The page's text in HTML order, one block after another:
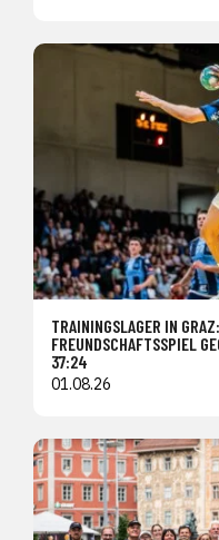
TRAININGSLAGER IN
FREUNDSCHAFTSSPIEL
37:24
01.08.26